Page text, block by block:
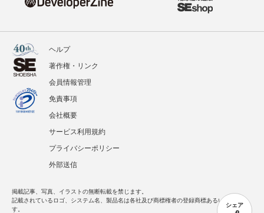
シェア
ヘルプ
著作権・リンク
会員情報管理
免責事項
会社概要
サービス利用規約
プライバシーポリシー
外部送信
掲載記事、写真、イラストの無断転載を禁じます。
記載されているロゴ、システム名、製品名は各社及び商標権者の登録商標あるいは商標で
す。